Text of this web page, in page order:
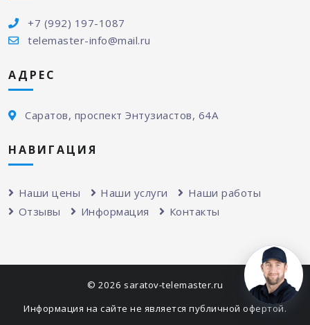
+7 (992) 197-1087
telemaster-info@mail.ru
АДРЕС
Саратов, проспект Энтузиастов, 64А
НАВИГАЦИЯ
Наши цены Наши услуги
Наши работы
Отзывы
Информация Контакты
© 2026 saratov-telemaster.ru
Информация на сайте не является публичной офертой.